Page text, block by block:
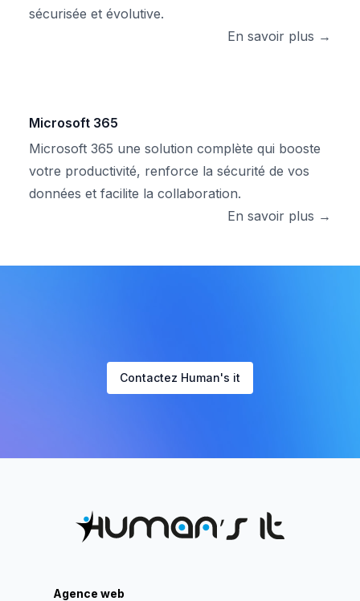
sécurisée et évolutive.
En savoir plus →
Microsoft 365
Microsoft 365 une solution complète qui booste
votre productivité, renforce la sécurité de vos
données et facilite la collaboration.
En savoir plus →
Contactez Human's it
Agence web